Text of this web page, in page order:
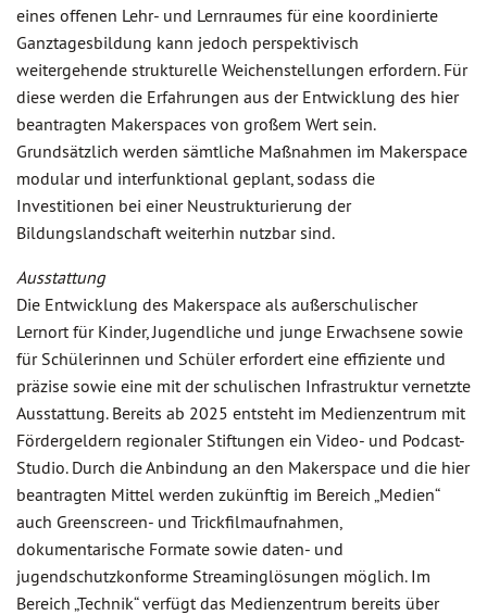
eines offenen Lehr- und Lernraumes für eine koordinierte
Ganztagesbildung kann jedoch perspektivisch
weitergehende strukturelle Weichenstellungen erfordern. Für
diese werden die Erfahrungen aus der Entwicklung des hier
beantragten Makerspaces von großem Wert sein.
Grundsätzlich werden sämtliche Maßnahmen im Makerspace
modular und interfunktional geplant, sodass die
Investitionen bei einer Neustrukturierung der
Bildungslandschaft weiterhin nutzbar sind.
Ausstattung
Die Entwicklung des Makerspace als außerschulischer
Lernort für Kinder, Jugendliche und junge Erwachsene sowie
für Schülerinnen und Schüler erfordert eine effiziente und
präzise sowie eine mit der schulischen Infrastruktur vernetzte
Ausstattung. Bereits ab 2025 entsteht im Medienzentrum mit
Fördergeldern regionaler Stiftungen ein Video- und Podcast-
Studio. Durch die Anbindung an den Makerspace und die hier
beantragten Mittel werden zukünftig im Bereich „Medien“
auch Greenscreen- und Trickfilmaufnahmen,
dokumentarische Formate sowie daten- und
jugendschutzkonforme Streaminglösungen möglich. Im
Bereich „Technik“ verfügt das Medienzentrum bereits über